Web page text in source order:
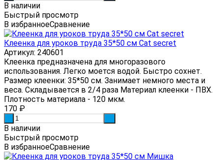
В наличии
Быстрый просмотр
В избранноеСравнение
Клеенка для уроков труда 35*50 см Cat secret
Артикул: 240601
Клеенка предназначена для многоразового
использования. Легко моется водой. Быстро сохнет.
Размер клеенки: 35*50 см. Занимает немного места и
веса. Складывается в 2/4 раза Материал клеенки - ПВХ.
Плотность материала - 120 мкм.
170 ₽
В наличии
Быстрый просмотр
В избранноеСравнение